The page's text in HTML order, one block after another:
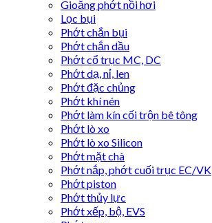
Gioăng phớt nồi hơi
Lọc bụi
Phớt chắn bụi
Phớt chắn dầu
Phớt cổ trục MC, DC
Phớt dạ, nỉ, len
Phớt đặc chủng
Phớt khí nén
Phớt làm kín cối trộn bê tông
Phớt lò xo
Phớt lò xo Silicon
Phớt mặt chà
Phớt nắp, phớt cuối trục EC/VK
Phớt piston
Phớt thủy lực
Phớt xếp, bộ, EVS